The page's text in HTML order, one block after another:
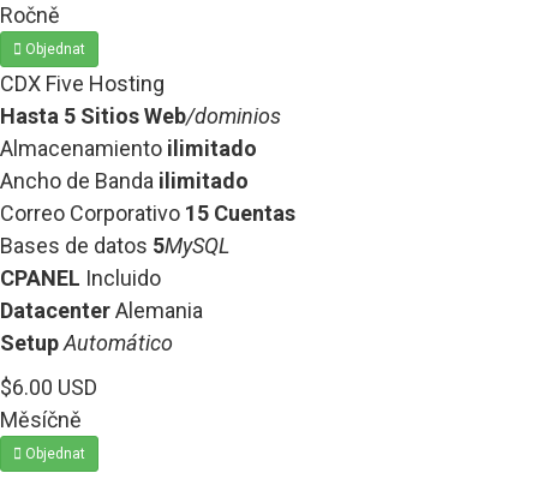
Ročně
Objednat
CDX Five Hosting
Hasta 5 Sitios Web/dominios
Almacenamiento ilimitado
Ancho de Banda ilimitado
Correo Corporativo 15 Cuentas
Bases de datos 5MySQL
CPANEL Incluido
DatacenterAlemania
SetupAutomático
$6.00 USD
Měsíčně
Objednat